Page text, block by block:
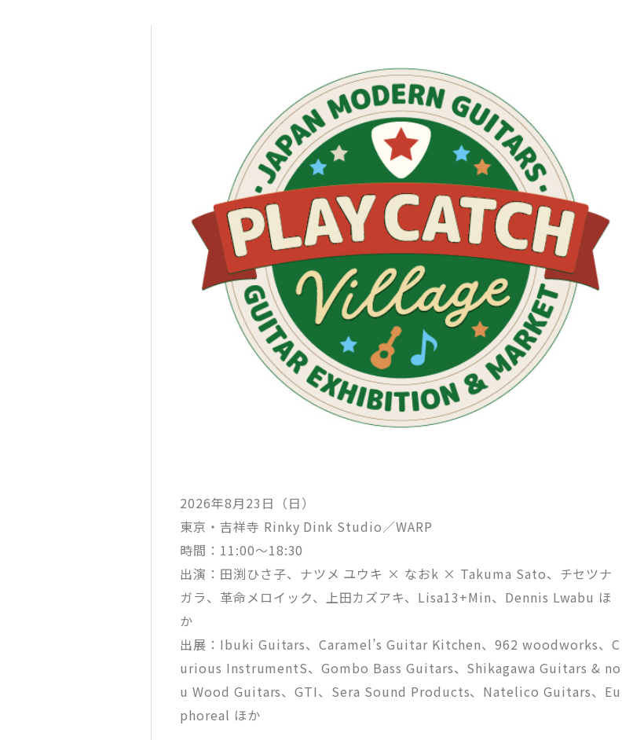
2026年8月23日（日）
東京・吉祥寺 Rinky Dink Studio／WARP
時間：11:00～18:30
出演：田渕ひさ子、ナツメ ユウキ × なおk × Takuma Sato、チセツナ
ガラ、革命メロイック、上田カズアキ、Lisa13+Min、Dennis Lwabu ほ
か
出展：Ibuki Guitars、Caramel’s Guitar Kitchen、962 woodworks、C
urious InstrumentS、Gombo Bass Guitars、Shikagawa Guitars & no
u Wood Guitars、GTI、Sera Sound Products、Natelico Guitars、Eu
phoreal ほか